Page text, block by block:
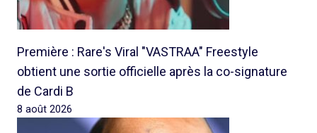
Première : Rare's Viral "VASTRAA" Freestyle
obtient une sortie officielle après la co-signature
de Cardi B
8 août 2026